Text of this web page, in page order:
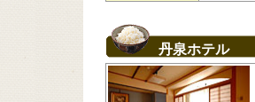
丹泉ホテル